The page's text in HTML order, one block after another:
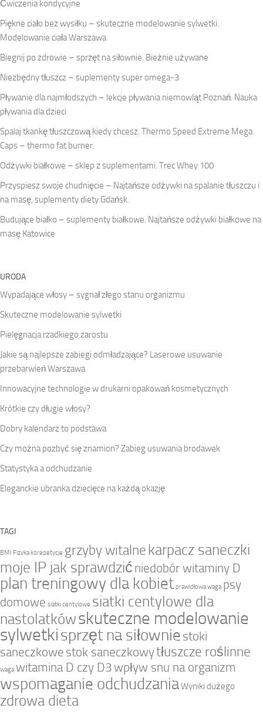
Ćwiczenia kondycyjne
Piękne ciało bez wysiłku – skuteczne modelowanie sylwetki.
Modelowanie ciała Warszawa
Biegnij po zdrowie – sprzęt na siłownie. Bieżnie używane
Niezbędny tłuszcz – suplementy super omega-3
Pływanie dla najmłodszych – lekcje pływania niemowląt Poznań. Nauka
pływania dla dzieci
Spalaj tkankę tłuszczową kiedy chcesz. Thermo Speed Extreme Mega
Caps – thermo fat burner.
Odżywki białkowe – sklep z suplementami. Trec Whey 100
Przyspiesz swoje chudnięcie – Najtańsze odżywki na spalanie tłuszczu i
na masę, suplementy diety Gdańsk.
Budujące białko – suplementy białkowe. Najtańsze odżywki białkowe na
masę Katowice
URODA
Wypadające włosy – sygnał złego stanu organizmu
Skuteczne modelowanie sylwetki
Pielęgnacja rzadkiego zarostu
Jakie są najlepsze zabiegi odmładzające? Laserowe usuwanie
przebarwień Warszawa
Innowacyjne technologie w drukarni opakowań kosmetycznych
Krótkie czy długie włosy?
Dobry kalendarz to podstawa
Czy można pozbyć się znamion? Zabieg usuwania brodawek
Statystyka a odchudzanie
Eleganckie ubranka dziecięce na każdą okazję
TAGI
BMI Fizyka korepetycje grzyby witalne karpacz saneczki
moje IP jak sprawdzić niedobór witaminy D
plan treningowy dla kobiet prawidłowa waga psy
domowe siatki centylowe siatki centylowe dla
nastolatkówskuteczne modelowanie
sylwetkisprzęt na siłownie stoki
saneczkowe stok saneczkowytłuszcze roślinne
waga witamina D czy D3wpływ snu na organizm
wspomaganie odchudzaniaWyniki dużego
zdrowa dieta